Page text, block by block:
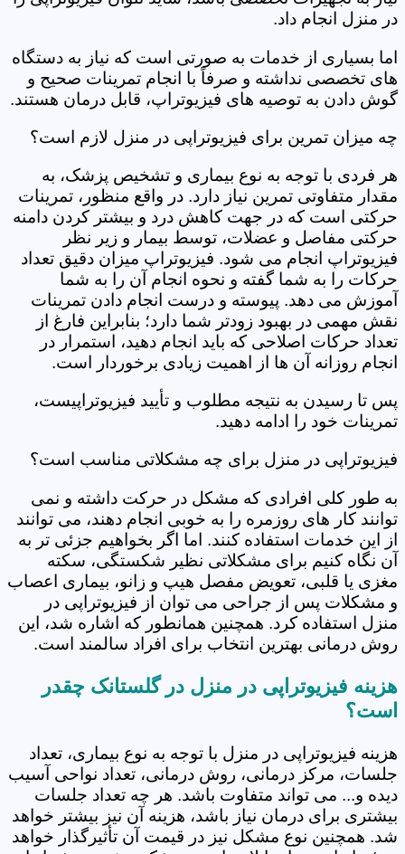
در منزل انجام داد.
اما بسیاری از خدمات به صورتی است که نیاز به دستگاه
های تخصصی نداشته و صرفاً با انجام تمرینات صحیح و
گوش دادن به توصیه های فیزیوتراپ، قابل درمان هستند.
چه میزان تمرین برای فیزیوتراپی در منزل لازم است؟
هر فردی با توجه به نوع بیماری و تشخیص پزشک، به
مقدار متفاوتی تمرین نیاز دارد. در واقع منظور، تمرینات
حرکتی است که در جهت کاهش درد و بیشتر کردن دامنه
حرکتی مفاصل و عضلات، توسط بیمار و زیر نظر
فیزیوتراپ انجام می شود. فیزیوتراپ میزان دقیق تعداد
حرکات را به شما گفته و نحوه انجام آن را به شما
آموزش می دهد. پیوسته و درست انجام دادن تمرینات
نقش مهمی در بهبود زودتر شما دارد؛ بنابراین فارغ از
تعداد حرکات اصلاحی که باید انجام دهید، استمرار در
انجام روزانه آن ها از اهمیت زیادی برخوردار است.
پس تا رسیدن به نتیجه مطلوب و تأیید فیزیوتراپیست،
تمرینات خود را ادامه دهید.
فیزیوتراپی در منزل برای چه مشکلاتی مناسب است؟
به طور کلی افرادی که مشکل در حرکت داشته و نمی
توانند کار های روزمره را به خوبی انجام دهند، می توانند
از این خدمات استفاده کنند. اما اگر بخواهیم جزئی تر به
آن نگاه کنیم برای مشکلاتی نظیر شکستگی، سکته
مغزی یا قلبی، تعویض مفصل هیپ و زانو، بیماری اعصاب
و مشکلات پس از جراحی می توان از فیزیوتراپی در
منزل استفاده کرد. همچنین همانطور که اشاره شد، این
روش درمانی بهترین انتخاب برای افراد سالمند است.
هزینه فیزیوتراپی در منزل در گلستانک چقدر
است؟
هزینه فیزیوتراپی در منزل با توجه به نوع بیماری، تعداد
جلسات، مرکز درمانی، روش درمانی، تعداد نواحی آسیب
دیده و... می تواند متفاوت باشد. هر چه تعداد جلسات
بیشتری برای درمان نیاز باشد، هزینه آن نیز بیشتر خواهد
شد. همچنین نوع مشکل نیز در قیمت آن تأثیرگذار خواهد